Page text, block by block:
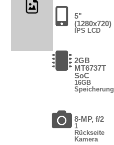
5"
(1280x720)
IPS LCD
2GB
MT6737T
SoC
16GB
Speicherung
8-MP, f/2
1
Rückseite
Kamera